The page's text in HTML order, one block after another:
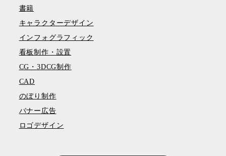
書籍
キャラクターデザイン
インフォグラフィック
看板制作・設置
CG・3DCG制作
CAD
のぼり制作
バナー広告
ロゴデザイン